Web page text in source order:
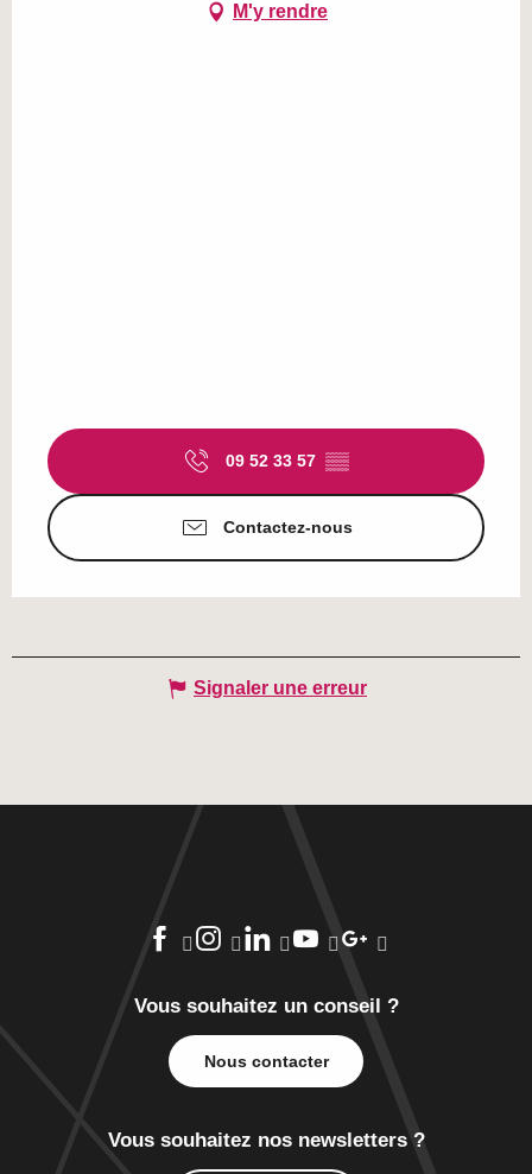
M'y rendre
09 52 33 57 ▒▒
Contactez-nous
Signaler une erreur
Vous souhaitez un conseil ?
Nous contacter
Vous souhaitez nos newsletters ?